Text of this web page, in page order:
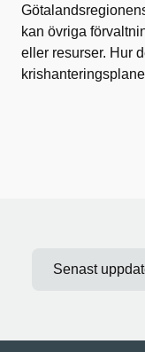
kan övriga
eller resurser. Hur
Senast